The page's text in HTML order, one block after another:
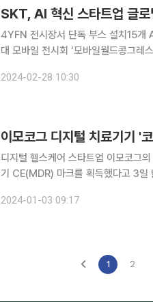
SKT, AI 혁신 스타트업 글로
4YFN 전시장서 단독 부스 설치15개 AI 스타트
대 모바일 전시회 ‘모바일월드콩
Startups)'을 슬로건으로
2024-02-28 10:30
이모코그 디지털 치료기기 '
디지털 헬스케어 스타트업 이모코그
기 CE(MDR) 마크를 획득했다고 3일 밝혔다. CE MDR은 유럽 시장으로 제품을
2024-01-03 09:17
1 2